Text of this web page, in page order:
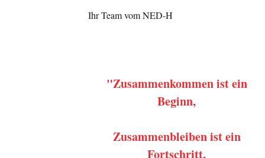
Ihr Team vom NED-H
"Zusammenkommen ist ein
Beginn,
Zusammenbleiben ist ein
Fortschritt,